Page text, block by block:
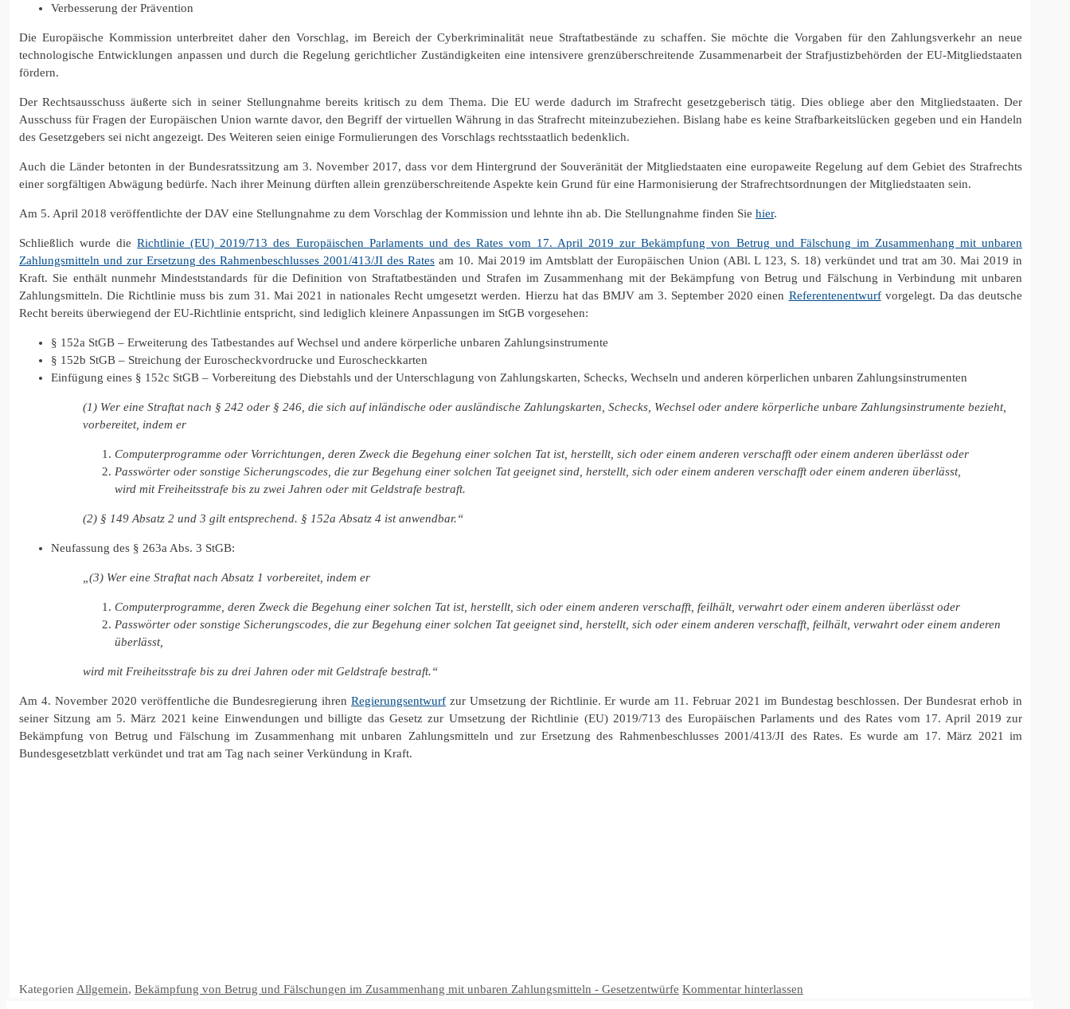
Verbesserung der Prävention
Die Europäische Kommission unterbreitet daher den Vorschlag, im Bereich der Cyberkriminalität neue Straftatbestände zu schaffen. Sie möchte die Vorgaben für den Zahlungsverkehr an neue
technologische Entwicklungen anpassen und durch die Regelung gerichtlicher Zuständigkeiten eine intensivere grenzüberschreitende Zusammenarbeit der Strafjustizbehörden der EU-Mitgliedstaaten
fördern.
Der Rechtsausschuss äußerte sich in seiner Stellungnahme bereits kritisch zu dem Thema. Die EU werde dadurch im Strafrecht gesetzgeberisch tätig. Dies obliege aber den Mitgliedstaaten. Der
Ausschuss für Fragen der Europäischen Union warnte davor, den Begriff der virtuellen Währung in das Strafrecht miteinzubeziehen. Bislang habe es keine Strafbarkeitslücken gegeben und ein Handeln
des Gesetzgebers sei nicht angezeigt. Des Weiteren seien einige Formulierungen des Vorschlags rechtsstaatlich bedenklich.
Auch die Länder betonten in der Bundesratssitzung am 3. November 2017, dass vor dem Hintergrund der Souveränität der Mitgliedstaaten eine europaweite Regelung auf dem Gebiet des Strafrechts
einer sorgfältigen Abwägung bedürfe. Nach ihrer Meinung dürften allein grenzüberschreitende Aspekte kein Grund für eine Harmonisierung der Strafrechtsordnungen der Mitgliedstaaten sein.
Am 5. April 2018 veröffentlichte der DAV eine Stellungnahme zu dem Vorschlag der Kommission und lehnte ihn ab. Die Stellungnahme finden Sie hier.
Schließlich wurde dieRichtlinie (EU) 2019/713 des Europäischen Parlaments und des Rates vom 17. April 2019 zur Bekämpfung von Betrug und Fälschung im Zusammenhang mit unbaren
Zahlungsmitteln und zur Ersetzung des Rahmenbeschlusses 2001/413/JI des Ratesam 10. Mai 2019 im Amtsblatt der Europäischen Union (ABl. L 123, S. 18) verkündet und trat am 30. Mai 2019 in
Kraft. Sie enthält nunmehr Mindeststandards für die Definition von Straftatbeständen und Strafen im Zusammenhang mit der Bekämpfung von Betrug und Fälschung in Verbindung mit unbaren
Zahlungsmitteln. Die Richtlinie muss bis zum 31. Mai 2021 in nationales Recht umgesetzt werden. Hierzu hat das BMJV am 3. September 2020 einen Referentenentwurfvorgelegt. Da das deutsche
Recht bereits überwiegend der EU-Richtlinie entspricht, sind lediglich kleinere Anpassungen im StGB vorgesehen:
§ 152a StGB – Erweiterung des Tatbestandes auf Wechsel und andere körperliche unbaren Zahlungsinstrumente
§ 152b StGB – Streichung der Euroscheckvordrucke und Euroscheckkarten
Einfügung eines § 152c StGB – Vorbereitung des Diebstahls und der Unterschlagung von Zahlungskarten, Schecks, Wechseln und anderen körperlichen unbaren Zahlungsinstrumenten
(1) Wer eine Straftat nach § 242 oder § 246, die sich auf inländische oder ausländische Zahlungskarten, Schecks, Wechsel oder andere körperliche unbare Zahlungsinstrumente bezieht,
vorbereitet, indem er
Computerprogramme oder Vorrichtungen, deren Zweck die Begehung einer solchen Tat ist, herstellt, sich oder einem anderen verschafft oder einem anderen überlässt oder
Passwörter oder sonstige Sicherungscodes, die zur Begehung einer solchen Tat geeignet sind, herstellt, sich oder einem anderen verschafft oder einem anderen überlässt,
wird mit Freiheitsstrafe bis zu zwei Jahren oder mit Geldstrafe bestraft.
(2) § 149 Absatz 2 und 3 gilt entsprechend. § 152a Absatz 4 ist anwendbar.“
Neufassung des § 263a Abs. 3 StGB:
„(3) Wer eine Straftat nach Absatz 1 vorbereitet, indem er
Computerprogramme, deren Zweck die Begehung einer solchen Tat ist, herstellt, sich oder einem anderen verschafft, feilhält, verwahrt oder einem anderen überlässt oder
Passwörter oder sonstige Sicherungscodes, die zur Begehung einer solchen Tat geeignet sind, herstellt, sich oder einem anderen verschafft, feilhält, verwahrt oder einem anderen
überlässt,
wird mit Freiheitsstrafe bis zu drei Jahren oder mit Geldstrafe bestraft.“
Am 4. November 2020 veröffentliche die Bundesregierung ihrenRegierungsentwurf zur Umsetzung der Richtlinie. Er wurde am 11. Februar 2021 im Bundestag beschlossen. Der Bundesrat erhob in
seiner Sitzung am 5. März 2021 keine Einwendungen und billigte das Gesetz zur Umsetzung der Richtlinie (EU) 2019/713 des Europäischen Parlaments und des Rates vom 17. April 2019 zur
Bekämpfung von Betrug und Fälschung im Zusammenhang mit unbaren Zahlungsmitteln und zur Ersetzung des Rahmenbeschlusses 2001/413/JI des Rates. Es wurde am 17. März 2021 im
Bundesgesetzblatt verkündet und trat am Tag nach seiner Verkündung in Kraft.
Kategorien Allgemein, Bekämpfung von Betrug und Fälschungen im Zusammenhang mit unbaren Zahlungsmitteln - Gesetzentwürfe Kommentar hinterlassen